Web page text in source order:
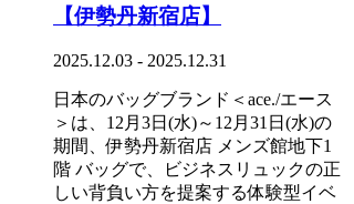
【伊勢丹新宿店】
2025.12.03 - 2025.12.31
日本のバッグブランド＜ace./エース
＞は、12月3日(水)～12月31日(水)の
期間、伊勢丹新宿店 メンズ館地下1
階 バッグで、ビジネスリュックの正
しい背負い方を提案する体験型イベ